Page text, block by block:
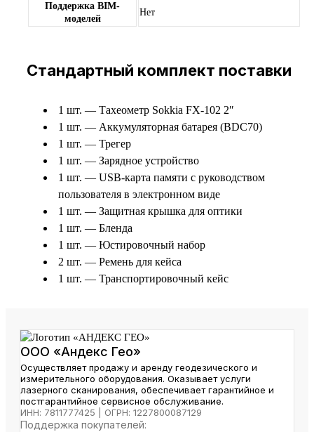
Поддержка BIM-
моделей
Нет
Стандартный комплект поставки
1 шт. — Тахеометр Sokkia FX-102 2″
1 шт. — Аккумуляторная батарея (BDC70)
1 шт. — Трегер
1 шт. — Зарядное устройство
1 шт. — USB-карта памяти с руководством
пользователя в электронном виде
1 шт. — Защитная крышка для оптики
1 шт. — Бленда
1 шт. — Юстировочный набор
2 шт. — Ремень для кейса
1 шт. — Транспортировочный кейс
ООО «Андекс Гео»
Осуществляет продажу и аренду геодезического и
измерительного оборудования. Оказывает услуги
лазерного сканирования, обеспечивает гарантийное и
постгарантийное сервисное обслуживание.
ИНН: 7811777425 | ОГРН: 1227800087129
Поддержка покупателей: